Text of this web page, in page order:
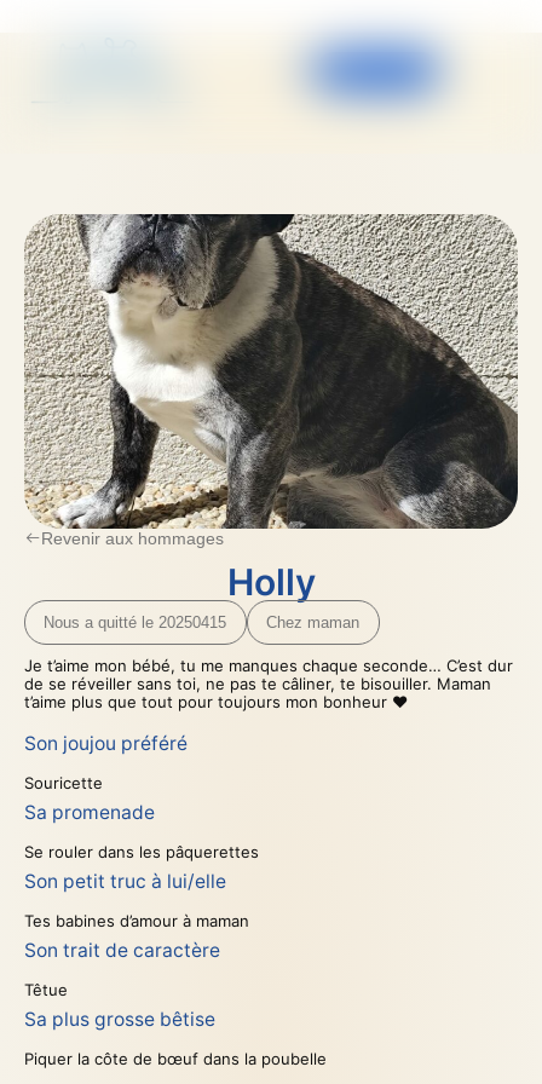
Revenir aux hommages
Holly
Nous a quitté le 20250415 Chez maman
Je t’aime mon bébé, tu me manques chaque seconde… C’est dur
de se réveiller sans toi, ne pas te câliner, te bisouiller. Maman
t’aime plus que tout pour toujours mon bonheur ❤️
Son joujou préféré
Souricette
Sa promenade
Se rouler dans les pâquerettes
Son petit truc à lui/elle
Tes babines d’amour à maman
Son trait de caractère
Têtue
Sa plus grosse bêtise
Piquer la côte de bœuf dans la poubelle